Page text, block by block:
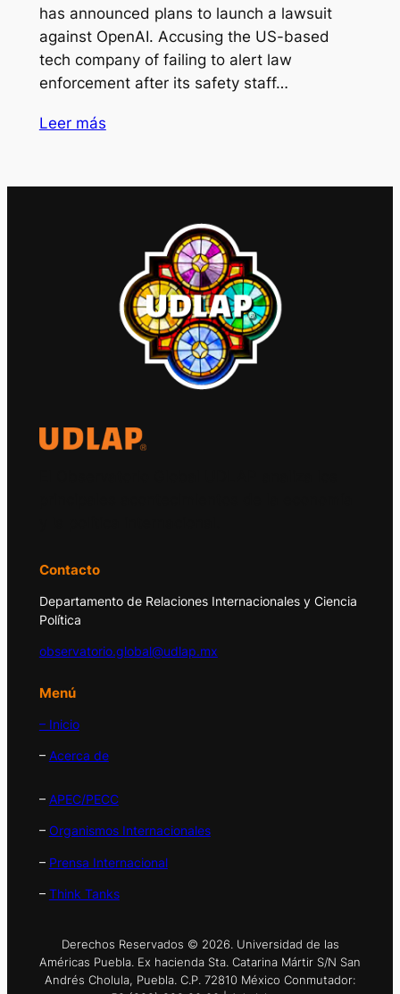
has announced plans to launch a lawsuit
against OpenAI. Accusing the US-based
tech company of failing to alert law
enforcement after its safety staff…
Leer más
Contacto
Departamento de Relaciones Internacionales y Ciencia
Política
observatorio.global@udlap.mx
Menú
– Inicio
– Acerca de
– APEC/PECC
– Organismos Internacionales
– Prensa Internacional
– Think Tanks
Derechos Reservados © 2026. Universidad de las
Américas Puebla. Ex hacienda Sta. Catarina Mártir S/N San
Andrés Cholula, Puebla. C.P. 72810 México Conmutador: